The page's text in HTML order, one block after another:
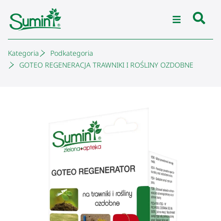
Kategoria
Podkategoria
GOTEO REGENERACJA TRAWNIKI I ROŚLINY OZDOBNE